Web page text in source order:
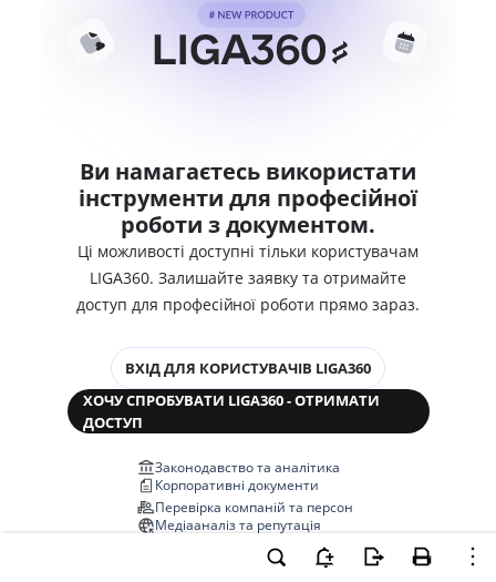
Ви намагаєтесь використати
інструменти для професійної
роботи з документом.
Ці можливості доступні тільки користувачам
LIGA360. Залишайте заявку та отримайте
доступ для професійної роботи прямо зараз.
ВХІД ДЛЯ КОРИСТУВАЧІВ LIGA360
ХОЧУ СПРОБУВАТИ LIGA360 - ОТРИМАТИ
ДОСТУП
Законодавство та аналітика
Корпоративні документи
Перевірка компаній та персон
Медіааналіз та репутація
Аналіз судової практики
Автоматизація договорів